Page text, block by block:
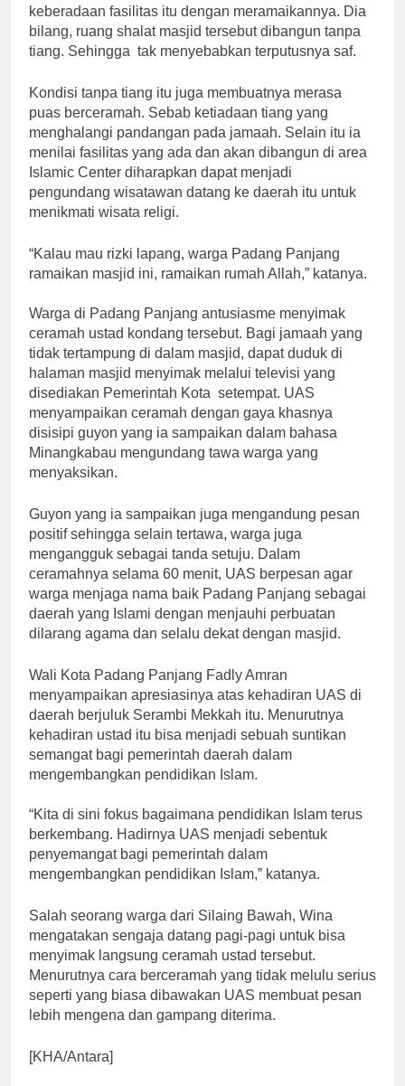
keberadaan fasilitas itu dengan meramaikannya. Dia
bilang, ruang shalat masjid tersebut dibangun tanpa
tiang. Sehingga tak menyebabkan terputusnya saf.
Kondisi tanpa tiang itu juga membuatnya merasa
puas berceramah. Sebab ketiadaan tiang yang
menghalangi pandangan pada jamaah. Selain itu ia
menilai fasilitas yang ada dan akan dibangun di area
Islamic Center diharapkan dapat menjadi
pengundang wisatawan datang ke daerah itu untuk
menikmati wisata religi.
“Kalau mau rizki lapang, warga Padang Panjang
ramaikan masjid ini, ramaikan rumah Allah,” katanya.
Warga di Padang Panjang antusiasme menyimak
ceramah ustad kondang tersebut. Bagi jamaah yang
tidak tertampung di dalam masjid, dapat duduk di
halaman masjid menyimak melalui televisi yang
disediakan Pemerintah Kota setempat. UAS
menyampaikan ceramah dengan gaya khasnya
disisipi guyon yang ia sampaikan dalam bahasa
Minangkabau mengundang tawa warga yang
menyaksikan.
Guyon yang ia sampaikan juga mengandung pesan
positif sehingga selain tertawa, warga juga
mengangguk sebagai tanda setuju. Dalam
ceramahnya selama 60 menit, UAS berpesan agar
warga menjaga nama baik Padang Panjang sebagai
daerah yang Islami dengan menjauhi perbuatan
dilarang agama dan selalu dekat dengan masjid.
Wali Kota Padang Panjang Fadly Amran
menyampaikan apresiasinya atas kehadiran UAS di
daerah berjuluk Serambi Mekkah itu. Menurutnya
kehadiran ustad itu bisa menjadi sebuah suntikan
semangat bagi pemerintah daerah dalam
mengembangkan pendidikan Islam.
“Kita di sini fokus bagaimana pendidikan Islam terus
berkembang. Hadirnya UAS menjadi sebentuk
penyemangat bagi pemerintah dalam
mengembangkan pendidikan Islam,” katanya.
Salah seorang warga dari Silaing Bawah, Wina
mengatakan sengaja datang pagi-pagi untuk bisa
menyimak langsung ceramah ustad tersebut.
Menurutnya cara berceramah yang tidak melulu serius
seperti yang biasa dibawakan UAS membuat pesan
lebih mengena dan gampang diterima.
[KHA/Antara]